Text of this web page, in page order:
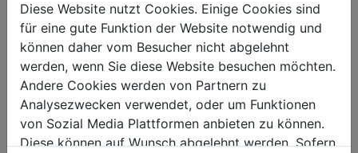
Diese Website nutzt Cookies. Einige Cookies sind
für eine gute Funktion der Website notwendig und
können daher vom Besucher nicht abgelehnt
werden, wenn Sie diese Website besuchen möchten.
Andere Cookies werden von Partnern zu
Analysezwecken verwendet, oder um Funktionen
von Sozial Media Plattformen anbieten zu können.
Diese können auf Wunsch abgelehnt werden. Sofern